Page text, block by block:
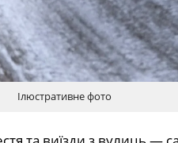
Ілюстративне фото